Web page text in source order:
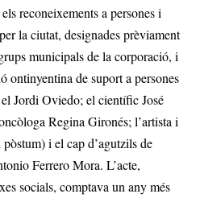
reconeixements a persones i
la ciutat, designades prèviament
municipals de la corporació, i
ontinyentina de suport a persones
Jordi Oviedo; el científic José
Regina Gironés; l’artista i
i el cap d’agutzils de
Ferrero Mora. L’acte,
socials, comptava un any més